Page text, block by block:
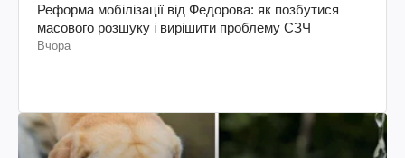
Реформа мобілізації від Федорова: як позбутися
масового розшуку і вирішити проблему СЗЧ
Вчора